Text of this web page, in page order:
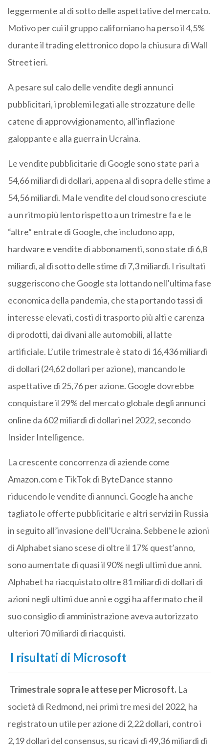
leggermente al di sotto delle aspettative del mercato.
Motivo per cui il gruppo californiano ha perso il 4,5%
durante il trading elettronico dopo la chiusura di Wall
Street ieri.
A pesare sul calo delle vendite degli annunci
pubblicitari, i problemi legati alle strozzature delle
catene di approvvigionamento, all’inflazione
galoppante e alla guerra in Ucraina.
Le vendite pubblicitarie di Google sono state pari a
54,66 miliardi di dollari, appena al di sopra delle stime a
54,56 miliardi. Ma le vendite del cloud sono cresciute
a un ritmo più lento rispetto a un trimestre fa e le
“altre” entrate di Google, che includono app,
hardware e vendite di abbonamenti, sono state di 6,8
miliardi, al di sotto delle stime di 7,3 miliardi. I risultati
suggeriscono che Google sta lottando nell’ultima fase
economica della pandemia, che sta portando tassi di
interesse elevati, costi di trasporto più alti e carenza
di prodotti, dai divani alle automobili, al latte
artificiale. L’utile trimestrale è stato di 16,436 miliardi
di dollari (24,62 dollari per azione), mancando le
aspettative di 25,76 per azione. Google dovrebbe
conquistare il 29% del mercato globale degli annunci
online da 602 miliardi di dollari nel 2022, secondo
Insider Intelligence.
La crescente concorrenza di aziende come
Amazon.com e TikTok di ByteDance stanno
riducendo le vendite di annunci. Google ha anche
tagliato le offerte pubblicitarie e altri servizi in Russia
in seguito all’invasione dell’Ucraina. Sebbene le azioni
di Alphabet siano scese di oltre il 17% quest’anno,
sono aumentate di quasi il 90% negli ultimi due anni.
Alphabet ha riacquistato oltre 81 miliardi di dollari di
azioni negli ultimi due anni e oggi ha affermato che il
suo consiglio di amministrazione aveva autorizzato
ulteriori 70 miliardi di riacquisti.
I risultati di Microsoft
Trimestrale sopra le attese per Microsoft.La
società di Redmond, nei primi tre mesi del 2022, ha
registrato un utile per azione di 2,22 dollari, contro i
2,19 dollari del consensus, su ricavi di 49,36 miliardi di